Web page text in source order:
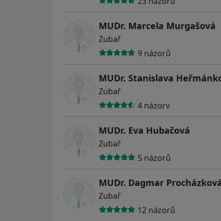
MUDr. Marcela Murgašová
Zubař
9 názorů
MUDr. Stanislava
Zubař
4 názory
MUDr. Eva Hubačová
Zubař
5 názorů
MUDr. Dagmar
Zubař
12 názorů